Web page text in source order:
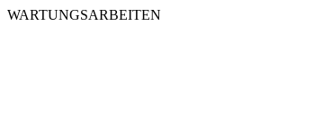
WARTUNGSARBEITEN